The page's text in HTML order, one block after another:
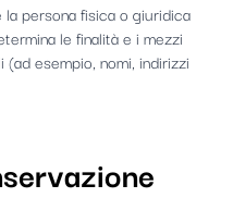
persona fisica o giuridica
le finalità e i mezzi
esempio, nomi, indirizzi